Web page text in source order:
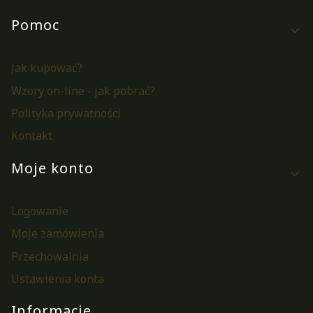
Pomoc
Jak kupować?
Wzory on-line - jak pobrać?
Polityka prywatności
Kontakt
Moje konto
Logowanie
Moje zamówienia
Przechowalnia
Ustawienia konta